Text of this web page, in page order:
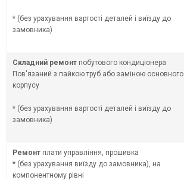
* (без урахування вартості деталей і виїзду до
замовника)
Складний ремонт побутового кондиціонера
Пов'язаний з пайкою труб або заміною основного
корпусу
* (без урахування вартості деталей і виїзду до
замовника)
Ремонт плати управління, прошивка
* (без урахування виїзду до замовника), на
компонентному рівні